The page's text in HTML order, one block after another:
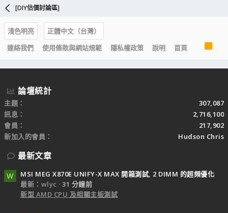
[DIY估價討論區]
淺色明亮
正體中文（台灣）
連絡我們
使用條款與網站規範 隱私權政策 說明 首頁
S
論壇統計
主題
307,087
訊息
2,716,100
會員
217,902
新加入的會員
Hudson Chris
最新文章
W
MSI MEG X870E UNIFY-X MAX 開箱測試, 2 DIMM 的超頻優化
最新：wlyc
31 分鐘前
新型 AMD CPU 及相關主板測試